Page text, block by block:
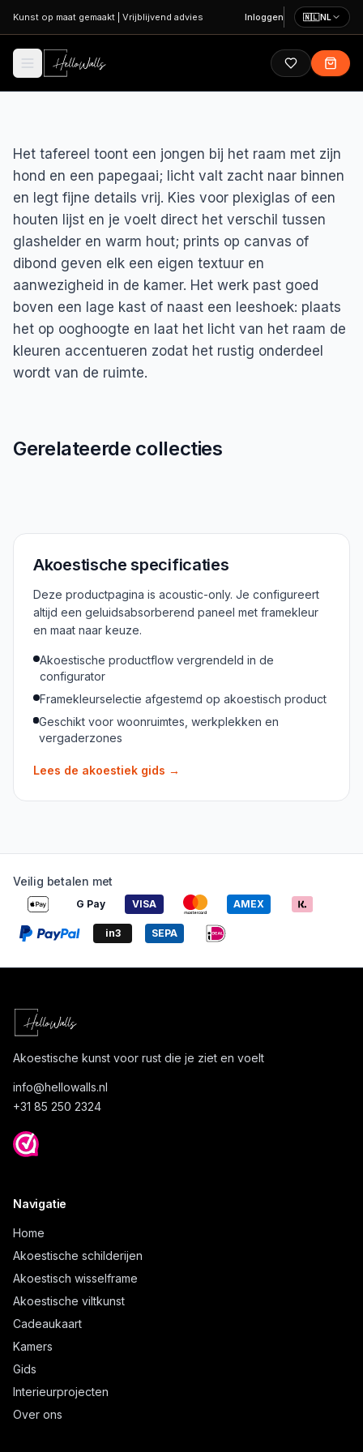
Ga naar hoofdinhoud
Kunst op maat gemaakt Vrijblijvend advies Inloggen 🇳🇱NL
Het tafereel toont een jongen bij het raam met zijn
hond en een papegaai; licht valt zacht naar binnen
en legt fijne details vrij. Kies voor plexiglas of een
houten lijst en je voelt direct het verschil tussen
glashelder en warm hout; prints op canvas of
dibond geven elk een eigen textuur en
aanwezigheid in de kamer. Het werk past goed
boven een lage kast of naast een leeshoek: plaats
het op ooghoogte en laat het licht van het raam de
kleuren accentueren zodat het rustig onderdeel
wordt van de ruimte.
Gerelateerde collecties
Akoestische specificaties
Deze productpagina is acoustic-only. Je configureert
altijd een geluidsabsorberend paneel met framekleur
en maat naar keuze.
Akoestische productflow vergrendeld in de
configurator
Framekleurselectie afgestemd op akoestisch product
Geschikt voor woonruimtes, werkplekken en
vergaderzones
Lees de akoestiek gids →
Veilig betalen met
G Pay VISA AMEX
in3 SEPA
Akoestische kunst voor rust die je ziet en voelt
info@hellowalls.nl
+31 85 250 2324
Navigatie
Home
Akoestische schilderijen
Akoestisch wisselframe
Akoestische viltkunst
Cadeaukaart
Kamers
Gids
Interieurprojecten
Over ons